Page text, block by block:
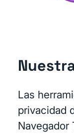
Las
privacidad
Navegador